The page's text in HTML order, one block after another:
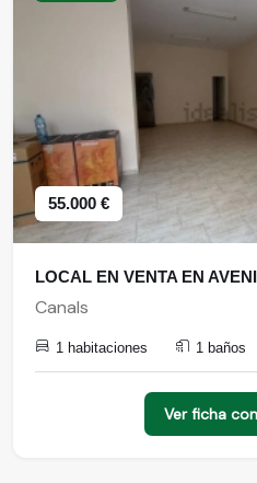
55.000 €
LOCAL EN VENTA EN
Canals
1 habitaciones 1 baños
Ver ficha